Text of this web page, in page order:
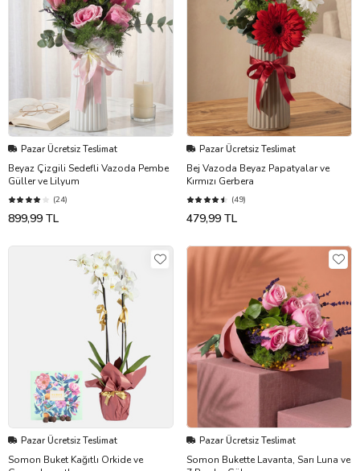
Pazar Ücretsiz Teslimat
Beyaz Çizgili Sedefli Vazoda Pembe
Güller ve Lilyum
(24)
899,99 TL
Pazar Ücretsiz Teslimat
Bej Vazoda Beyaz Papatyalar ve
Kırmızı Gerbera
(49)
479,99 TL
Pazar Ücretsiz Teslimat
Somon Buket Kağıtlı Orkide ve
Pazar Ücretsiz Teslimat
Somon Bukette Lavanta, Sarı Luna ve